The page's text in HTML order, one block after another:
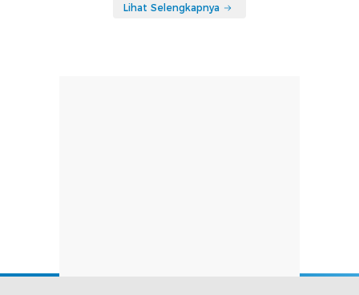
Lihat Selengkapnya